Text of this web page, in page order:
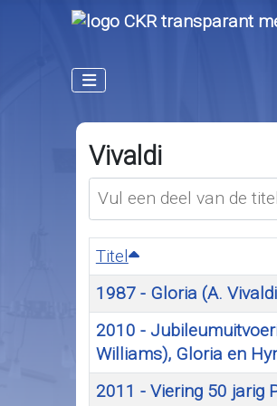
Vivaldi
Vul een deel van de titel
Titel
1987 - Gloria (A.
2010 -
Williams), Gloria en
2011 - Viering 50 jarig